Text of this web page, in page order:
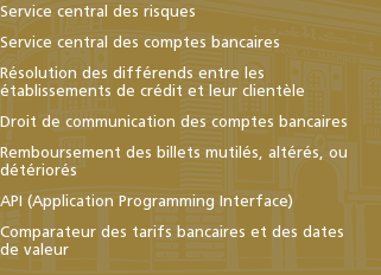
Service central des risques
Service central des comptes bancaires
Résolution des différends entre les
établissements de crédit et leur clientèle
Droit de communication des comptes bancaires
Remboursement des billets mutilés, altérés, ou
détériorés
API (Application Programming Interface)
Comparateur des tarifs bancaires et des dates
de valeur